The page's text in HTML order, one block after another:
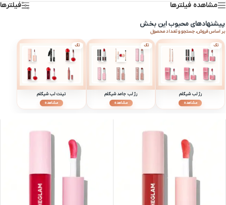
مشاهده فیلترها
فیلترها
پیشنهادهای محبوب این بخش
بر اساس فروش، جستجو و تعداد محصول
تگ
رژ لب شیگلم
مشاهده
تگ
رژ لب جامد شیگلم
مشاهده
تگ
تینت لب شیگلم
مشاهده